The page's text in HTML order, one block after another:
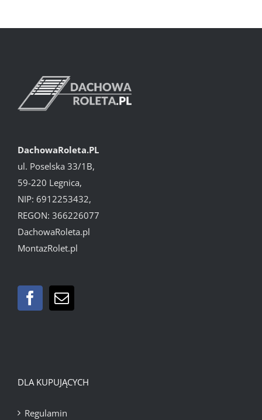
DachowaRoleta.PL
ul. Poselska 33/1B,
59-220 Legnica,
NIP: 6912253432,
REGON: 366226077
DachowaRoleta.pl
MontazRolet.pl
DLA KUPUJĄCYCH
Regulamin